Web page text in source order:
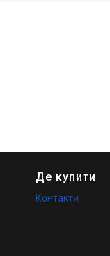
Де купити
Контакти